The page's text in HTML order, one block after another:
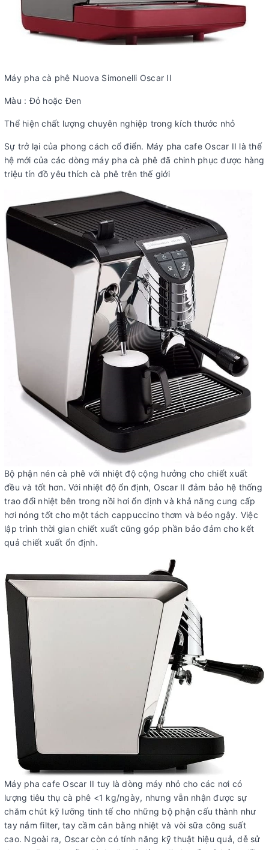
Máy pha cà phê Nuova Simonelli Oscar II
Màu : Đỏ hoặc Đen
Thể hiện chất lượng chuyên nghiệp trong kích thước nhỏ
Sự trở lại của phong cách cổ điển. Máy pha cafe Oscar II là thế
hệ mới của các dòng máy pha cà phê đã chinh phục được hàng
triệu tín đồ yêu thích cà phê trên thế giới
Bộ phận nén cà phê với nhiệt độ cộng hưởng cho chiết xuất
đều và tốt hơn. Với nhiệt độ ổn định, Oscar II đảm bảo hệ thống
trao đổi nhiệt bên trong nồi hơi ổn định và khả năng cung cấp
hơi nóng tốt cho một tách cappuccino thơm và béo ngậy. Việc
lập trình thời gian chiết xuất cũng góp phần bảo đảm cho kết
quả chiết xuất ổn định.
Máy pha cafe Oscar II tuy là dòng máy nhỏ cho các nơi có
lượng tiêu thụ cà phê <1 kg/ngày, nhưng vẫn nhận được sự
chăm chút kỹ lưỡng tinh tế cho những bộ phận cấu thành như
tay nắm filter, tay cầm cân bằng nhiệt và vòi sữa công suất
cao. Ngoài ra, Oscar còn có tính năng kỹ thuật hiệu quả, dễ sử